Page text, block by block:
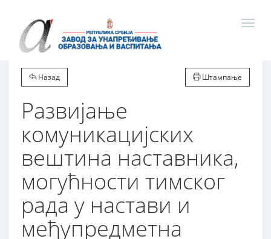
Назад Штампање
Развијање
комуникацијских
вештина наставника,
могућности тимског
рада у настави и
међупредметна